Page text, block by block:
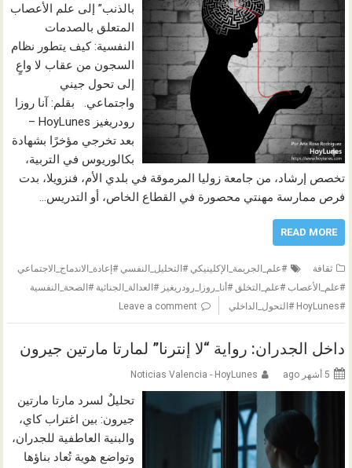
بالذنب” إلى علم الأعصاب
المتعلق بالصدمات
النفسية: كيف يتطور نظام
السجون من عقاب لا واعٍ
إلى تحول جيني
واجتماعي. بقلم: آنا روزا
رودريغيز HoyLunes –
بعد تخرجي مؤخرًا بشهادة
بكالوريوس في التربية،
تخصص إرشاد، من جامعة زوليا المرموقة في بلدي الأم، فنزويلا، بدت
فرص ممارسة مهنتي محصورة في القطاع الخاص، أو التدريس…
READ MORE
ثقافة
#علم_الجريمة_الإكلينيكي #التحليل_النفسي #إعادة_الاندماج_الاجتماعي
#علم_الأعصاب #علم_التخلق #أنا_روزا_رودريغيز #العدالة_الجنائية #الصحة_النفسية
#HoyLunes #التحول_الداخلي
Leave a comment
داخل الجدران: رواية “لا إنترنا” لمارتا مارتين جيرون
5 أشهر ago Noticias Valencia - HoyLunes
تحليلٌ لسرد مارتا مارتين
جيرون: بين اغتراب كاي،
والبنية العاطفية للجدران،
وتواضع هوية تُعاد بناؤها